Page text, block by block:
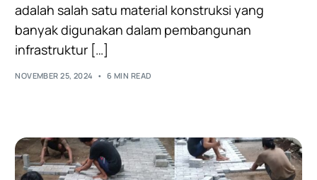
adalah salah satu material konstruksi yang
banyak digunakan dalam pembangunan
infrastruktur […]
NOVEMBER 25, 2024 6 MIN READ